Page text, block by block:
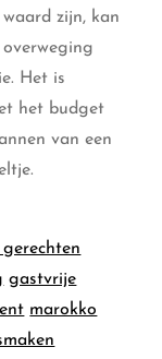
zijn, kan
Het is
het budget
van een
gastvrije
marokko